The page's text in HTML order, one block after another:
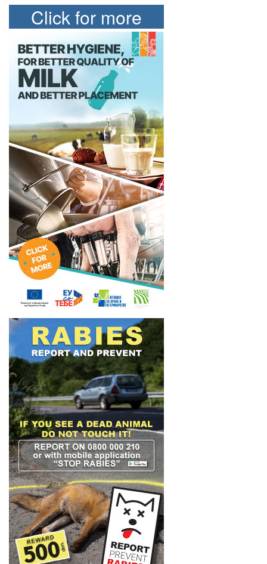
Click for more